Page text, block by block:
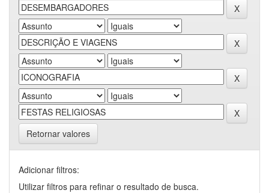
Retornar valores
Adicionar filtros:
Utilizar filtros para refinar o resultado de busca.